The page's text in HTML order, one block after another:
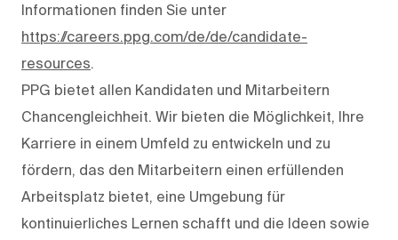
Informationen finden Sie unter
https://careers.ppg.com/de/de/candidate-
resources.
PPG bietet allen Kandidaten und Mitarbeitern
Chancengleichheit. Wir bieten die Möglichkeit, Ihre
Karriere in einem Umfeld zu entwickeln und zu
fördern, das den Mitarbeitern einen erfüllenden
Arbeitsplatz bietet, eine Umgebung für
kontinuierliches Lernen schafft und die Ideen sowie